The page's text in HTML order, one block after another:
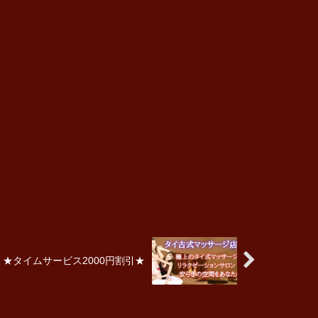
★タイムサービス2000円割引★